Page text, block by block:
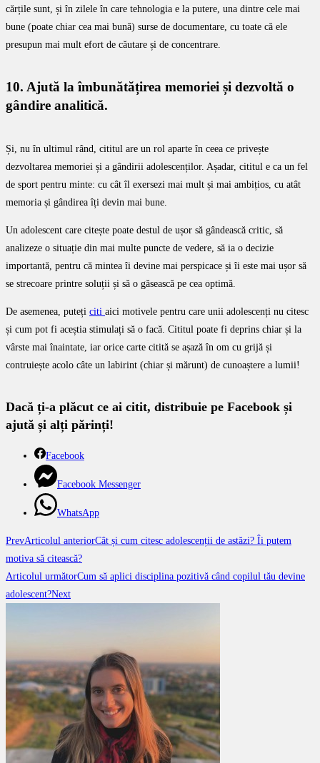
cărțile sunt, și în zilele în care tehnologia e la putere, una dintre cele mai
bune (poate chiar cea mai bună) surse de documentare, cu toate că ele
presupun mai mult efort de căutare și de concentrare.
10. Ajută la îmbunătățirea memoriei și dezvoltă o
gândire analitică.
Și, nu în ultimul rând, cititul are un rol aparte în ceea ce privește
dezvoltarea memoriei și a gândirii adolescenților. Așadar, cititul e ca un fel
de sport pentru minte: cu cât îl exersezi mai mult și mai ambițios, cu atât
memoria și gândirea îți devin mai bune.
Un adolescent care citește poate destul de ușor să gândească critic, să
analizeze o situație din mai multe puncte de vedere, să ia o decizie
importantă, pentru că mintea îi devine mai perspicace și îi este mai ușor să
se strecoare printre soluții și să o găsească pe cea optimă.
De asemenea, puteți citi aici motivele pentru care unii adolescenți nu citesc
și cum pot fi aceștia stimulați să o facă. Cititul poate fi deprins chiar și la
vârste mai înaintate, iar orice carte citită se așază în om cu grijă și
contruiește acolo câte un labirint (chiar și mărunt) de cunoaștere a lumii!
Dacă ți-a plăcut ce ai citit, distribuie pe Facebook și
ajută și alți părinți!
Facebook
Facebook Messenger
WhatsApp
PrevArticolul anteriorCât și cum citesc adolescenții de astăzi? Îi putem
motiva să citească?
Articolul următorCum să aplici disciplina pozitivă când copilul tău devine
adolescent?Next